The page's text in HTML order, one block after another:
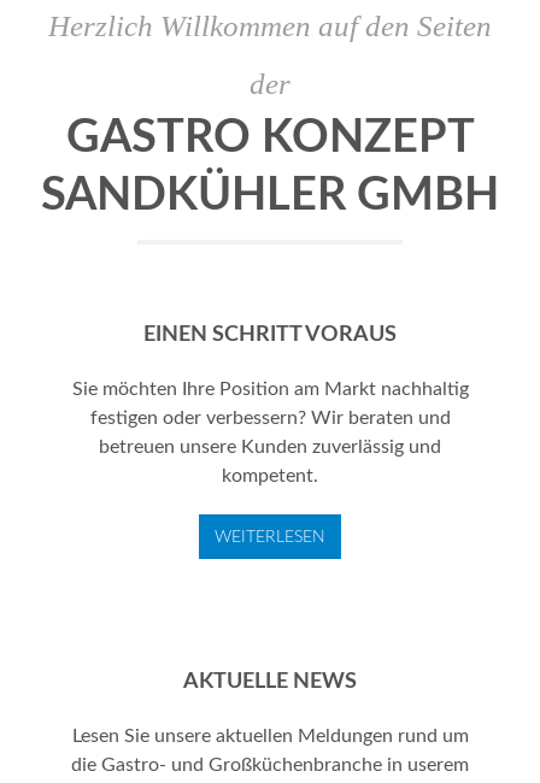
Herzlich Willkommen auf den Seiten
der
GASTRO KONZEPT
SANDKÜHLER GMBH
EINEN SCHRITT VORAUS
Sie möchten Ihre Position am Markt nachhaltig
festigen oder verbessern? Wir beraten und
betreuen unsere Kunden zuverlässig und
kompetent.
WEITERLESEN
AKTUELLE NEWS
Lesen Sie unsere aktuellen Meldungen rund um
die Gastro- und Großküchenbranche in userem